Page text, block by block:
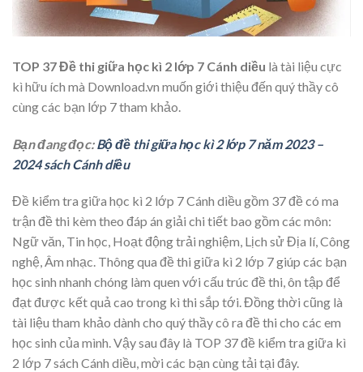
TOP 37 Đề thi giữa học kì 2 lớp 7 Cánh diều là tài liệu cực
kì hữu ích mà Download.vn muốn giới thiệu đến quý thầy cô
cùng các bạn lớp 7 tham khảo.
Bạn đang đọc:Bộ đề thi giữa học kì 2 lớp 7 năm 2023 –
2024 sách Cánh diều
Đề kiểm tra giữa học kì 2 lớp 7 Cánh diều gồm 37 đề có ma
trận đề thi kèm theo đáp án giải chi tiết bao gồm các môn:
Ngữ văn, Tin học, Hoạt động trải nghiệm, Lịch sử Địa lí, Công
nghệ, Âm nhạc. Thông qua đề thi giữa kì 2 lớp 7 giúp các bạn
học sinh nhanh chóng làm quen với cấu trúc đề thi, ôn tập để
đạt được kết quả cao trong kì thi sắp tới. Đồng thời cũng là
tài liệu tham khảo dành cho quý thầy cô ra đề thi cho các em
học sinh của mình. Vậy sau đây là TOP 37 đề kiểm tra giữa kì
2 lớp 7 sách Cánh diều, mời các bạn cùng tải tại đây.